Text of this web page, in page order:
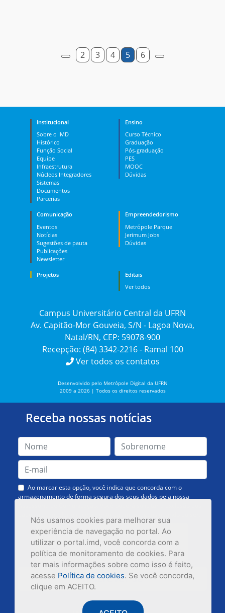
Nós usamos cookies para melhorar sua
experiência de navegação no portal. Ao
utilizar o portal.imd, você concorda com a
política de monitoramento de cookies. Para
ter mais informações sobre como isso é feito,
acesse Política de cookies. Se você concorda,
clique em ACEITO.
2 3 4 5 6
Institucional
Sobre o IMD
Histórico
Função Social
Equipe
Infraestrutura
Núcleos Integradores
Sistemas
Documentos
Parcerias
Ensino
Curso Técnico
Graduação
Pós-graduação
PES
MOOC
Dúvidas
Comunicação
Eventos
Notícias
Sugestões de pauta
Publicações
Newsletter
Empreendedorismo
Metrópole Parque
Jerimum Jobs
Dúvidas
Projetos
Editais
Ver todos
Campus Universitário Central da UFRN
Av. Capitão-Mor Gouveia, S/N - Lagoa Nova,
Natal/RN, CEP: 59078-900
Recepção: (84) 3342-2216 - Ramal 100
Ver todos os contatos
Desenvolvido pelo Metrópole Digital da UFRN
2009 a 2026 | Todos os direitos reservados
Receba nossas notícias
Ao marcar esta opção, você indica que concorda com o
armazenamento de forma segura dos seus dados pela nossa
Inscrever-se